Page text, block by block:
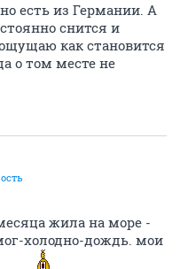
есть из Германии. А
снится и
как становится
о том месте не
жила на море -
холодно-дождь. мои